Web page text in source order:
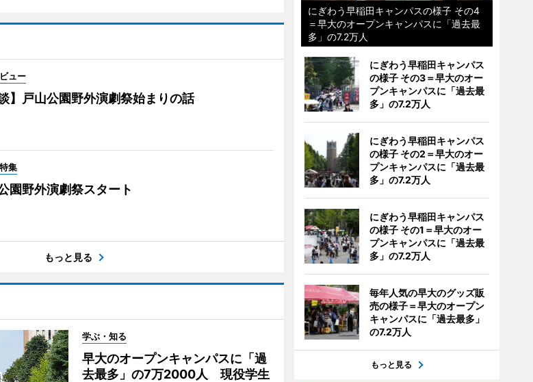
ュー
談】戸山公園野外演劇祭始まりの話
集
園野外演劇祭スタート
もっと見る
学ぶ・知る
早大のオープンキャンパスに「過
去最多」の7万2000人 現役学生
にぎわう早稲田キャンパスの様子 その4
＝早大のオープンキャンパスに「過去最
多」の7.2万人
にぎわう早稲田キャンパス
の様子 その3＝早大のオー
プンキャンパスに「過去最
多」の7.2万人
にぎわう早稲田キャンパス
の様子 その2＝早大のオー
プンキャンパスに「過去最
多」の7.2万人
にぎわう早稲田キャンパス
の様子 その1＝早大のオー
プンキャンパスに「過去最
多」の7.2万人
毎年人気の早大のグッズ販
売の様子＝早大のオープン
キャンパスに「過去最多」
の7.2万人
もっと見る